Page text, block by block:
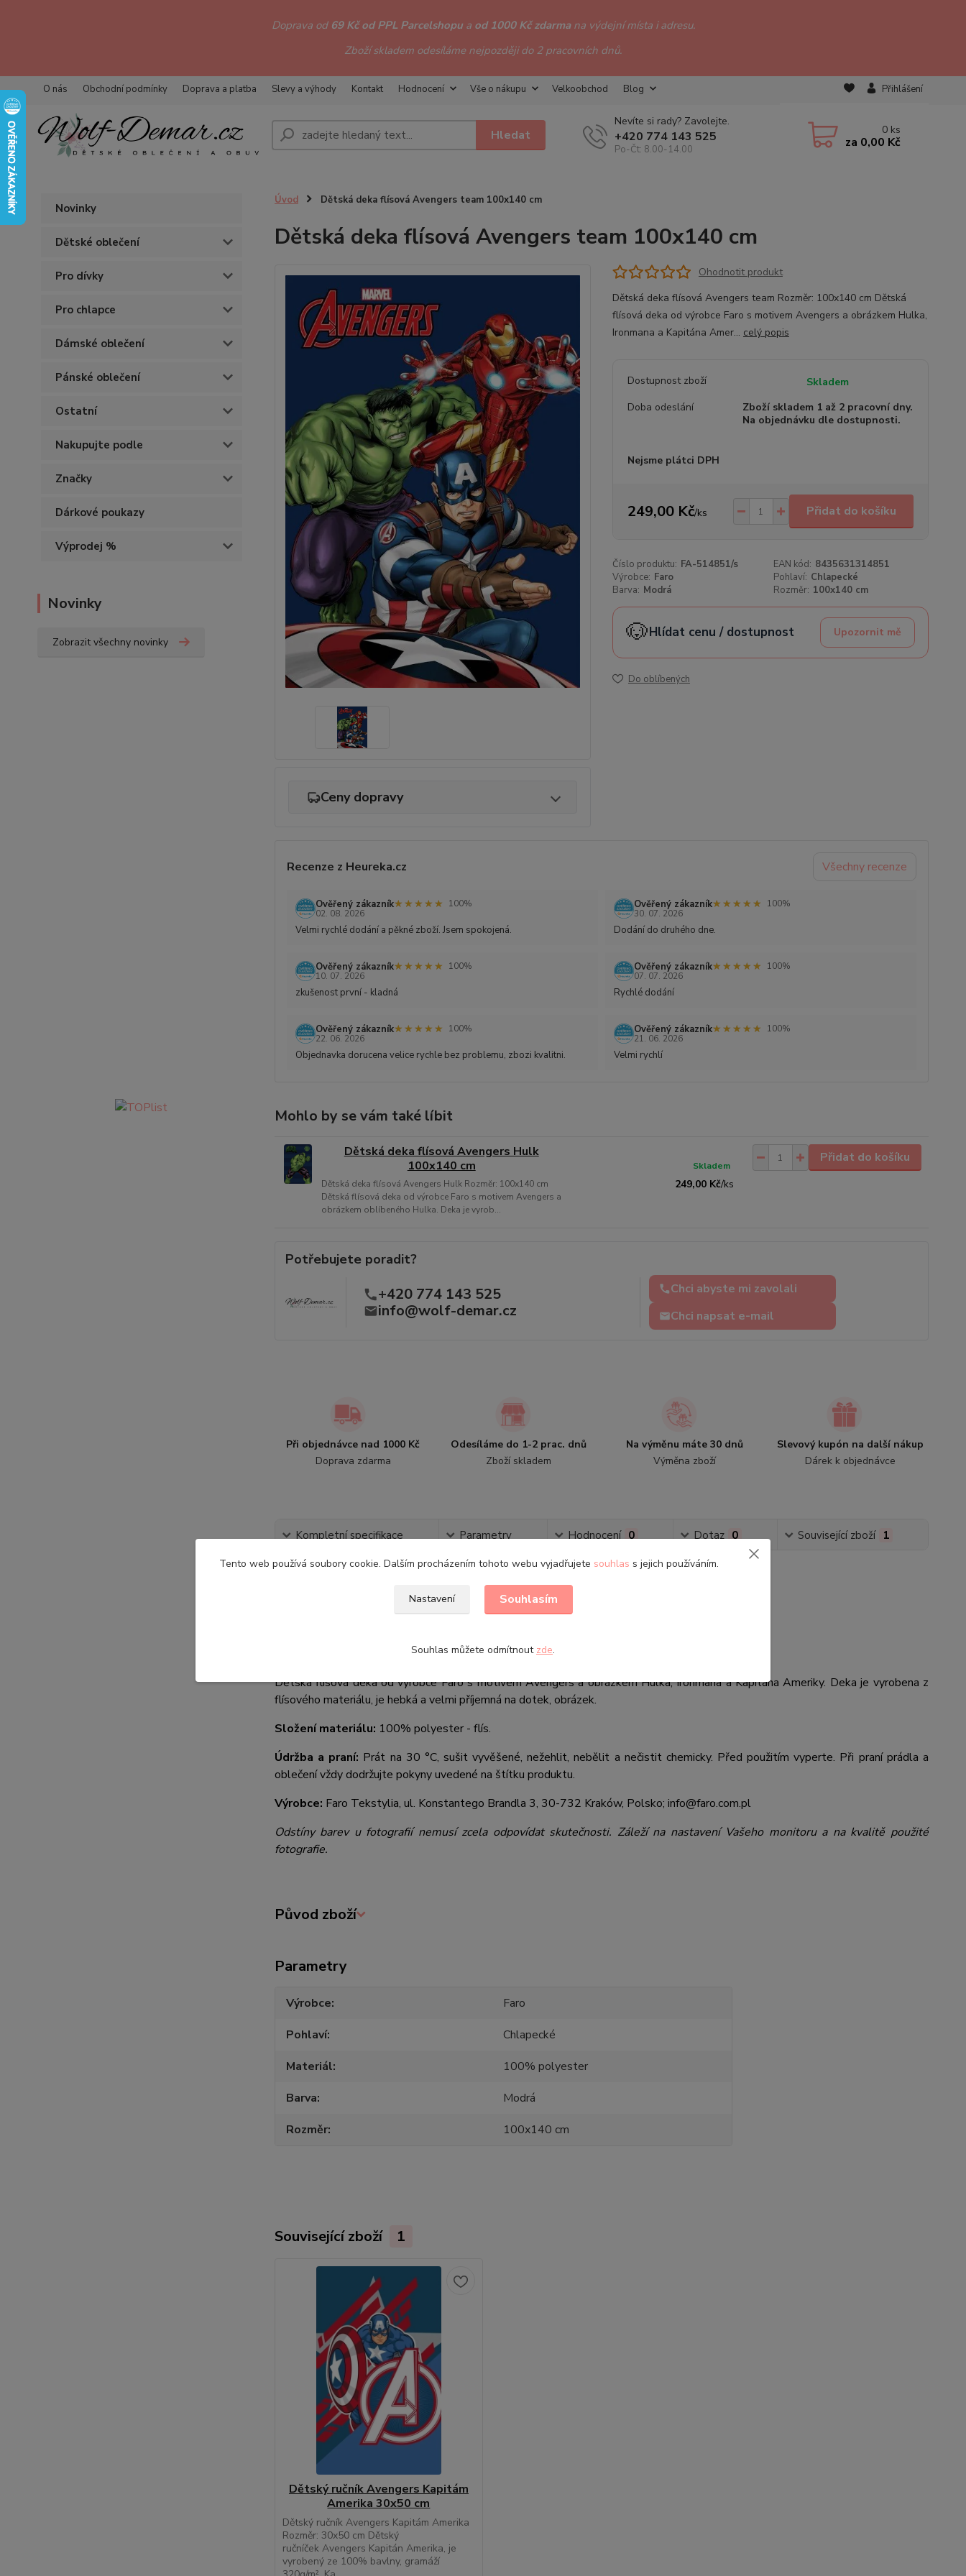
Doprava od 69 Kč od PPL Parcelshopua od 1000 Kč zdarma na výdejní místa i adresu.
Zboží skladem odesíláme nejpozději do 2 pracovních dnů.
O nás Obchodní podmínky Doprava a platba Slevy a výhody Kontakt Hodnocení Vše o nákupu Velkoobchod Blog Přihlášení
Hledat
Nevíte si rady? Zavolejte.
+420 774 143 525
Po-Čt: 8.00-14.00
0 ks
za 0,00 Kč
Novinky
Dětské oblečení
Pro dívky
Pro chlapce
Dámské oblečení
Pánské oblečení
Ostatní
Nakupujte podle
Značky
Dárkové poukazy
Výprodej %
Novinky
Zobrazit všechny novinky
Úvod Dětská deka flísová Avengers team 100x140 cm
Dětská deka flísová Avengers team 100x140 cm
Ceny dopravy
Ohodnotit produkt
Dětská deka flísová Avengers team Rozměr: 100x140 cm Dětská
flísová deka od výrobce Faro s motivem Avengers a obrázkem Hulka,
Ironmana a Kapitána Amer... celý popis
Dostupnost zboží
Skladem
Doba odeslání
Zboží skladem 1 až 2 pracovní dny.
Na objednávku dle dostupnosti.
Nejsme plátci DPH
249,00 Kč/ks Přidat do košíku
Číslo produktu: FA-514851/s EAN kód: 8435631314851
Výrobce: Faro Pohlaví: Chlapecké
Barva: Modrá Rozměr: 100x140 cm
🐶Hlídat cenu / dostupnost Upozornit mě
Do oblíbených
Recenze z Heureka.cz Všechny recenze
Ověřený zákazník★★★★★
★★★★★
100%
02. 08. 2026
Velmi rychlé dodání a pěkné zboží. Jsem spokojená.
Ověřený zákazník★★★★★
★★★★★
100%
30. 07. 2026
Dodání do druhého dne.
Ověřený zákazník★★★★★
★★★★★
100%
10. 07. 2026
zkušenost první - kladná
Ověřený zákazník★★★★★
★★★★★
100%
07. 07. 2026
Rychlé dodání
Ověřený zákazník★★★★★
★★★★★
100%
22. 06. 2026
Objednavka dorucena velice rychle bez problemu, zbozi kvalitni.
Ověřený zákazník★★★★★
★★★★★
100%
21. 06. 2026
Velmi rychlí
Mohlo by se vám také líbit
Dětská deka flísová Avengers Hulk
100x140 cm
Dětská deka flísová Avengers Hulk Rozměr: 100x140 cm
Dětská flísová deka od výrobce Faro s motivem Avengers a
obrázkem oblíbeného Hulka. Deka je vyrob...
249,00 Kč/ks
Skladem
Přidat do košíku
Potřebujete poradit?
+420 774 143 525
info@wolf-demar.cz
Chci abyste mi zavolali
Chci napsat e-mail
Při objednávce nad 1000 Kč
Doprava zdarma
Odesíláme do 1-2 prac. dnů
Zboží skladem
Na výměnu máte 30 dnů
Výměna zboží
Slevový kupón na další nákup
Dárek k objednávce
Kompletní specifikace Parametry Hodnocení 0 Dotaz 0 Související zboží 1
Dětská flísová deka od výrobce Faro s motivem Avengers a obrázkem Hulka, Ironmana a Kapitána Ameriky. Deka je vyrobena z
flísového materiálu, je hebká a velmi příjemná na dotek, obrázek.
Složení materiálu: 100% polyester - flís.
Údržba a praní: Prát na 30 °C, sušit vyvěšené, nežehlit, nebělit a nečistit chemicky. Před použitím vyperte. Při praní prádla a
oblečení vždy dodržujte pokyny uvedené na štítku produktu.
Výrobce: Faro Tekstylia, ul. Konstantego Brandla 3, 30-732 Kraków, Polsko; info@faro.com.pl
Odstíny barev u fotografií nemusí zcela odpovídat skutečnosti. Záleží na nastavení Vašeho monitoru a na kvalitě použité
fotografie.
Původ zboží
Parametry
Výrobce
Faro
Pohlaví
Chlapecké
Materiál
100% polyester
Barva
Modrá
Rozměr
100x140 cm
Související zboží 1
Dětský ručník Avengers Kapitám
Amerika 30x50 cm
Dětský ručník Avengers Kapitám Amerika
Rozměr: 30x50 cm Dětský
ručníček Avengers Kapitán Amerika, je
vyrobený ze 100% bavlny, gramáží
Tento web používá soubory cookie. Dalším procházením tohoto webu vyjadřujete souhlas s jejich používáním.
Nastavení Souhlasím
Souhlas můžete odmítnout zde.